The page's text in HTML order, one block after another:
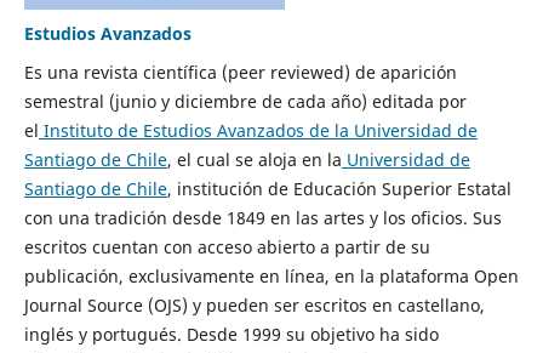
Estudios Avanzados
Es una revista científica (peer reviewed) de aparición
semestral (junio y diciembre de cada año) editada por
el Instituto de Estudios Avanzados de la Universidad de
Santiago de Chile, el cual se aloja en la Universidad de
Santiago de Chile, institución de Educación Superior Estatal
con una tradición desde 1849 en las artes y los oficios. Sus
escritos cuentan con acceso abierto a partir de su
publicación, exclusivamente en línea, en la plataforma Open
Journal Source (OJS) y pueden ser escritos en castellano,
inglés y portugués. Desde 1999 su objetivo ha sido